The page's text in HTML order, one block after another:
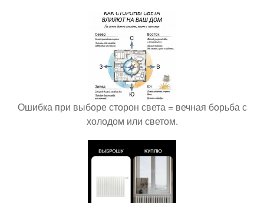
Ошибка при выборе сторон света = вечная борьба с
холодом или светом.